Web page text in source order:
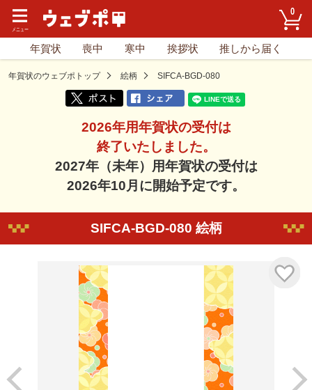
0
年賀状 喪中 寒中 挨拶状 推しから届く
年賀状のウェブポトップ 絵柄 SIFCA-BGD-080
2026年用年賀状の受付は
終了いたしました。
2027年（未年）用年賀状の受付は
2026年10月に開始予定です。
SIFCA-BGD-080 絵柄